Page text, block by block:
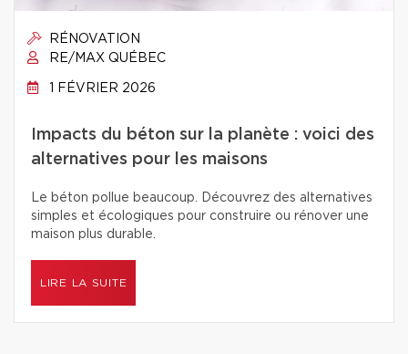
RÉNOVATION
RE/MAX QUÉBEC
1 FÉVRIER 2026
Impacts du béton sur la planète : voici des
alternatives pour les maisons
Le béton pollue beaucoup. Découvrez des alternatives
simples et écologiques pour construire ou rénover une
maison plus durable.
LIRE LA SUITE